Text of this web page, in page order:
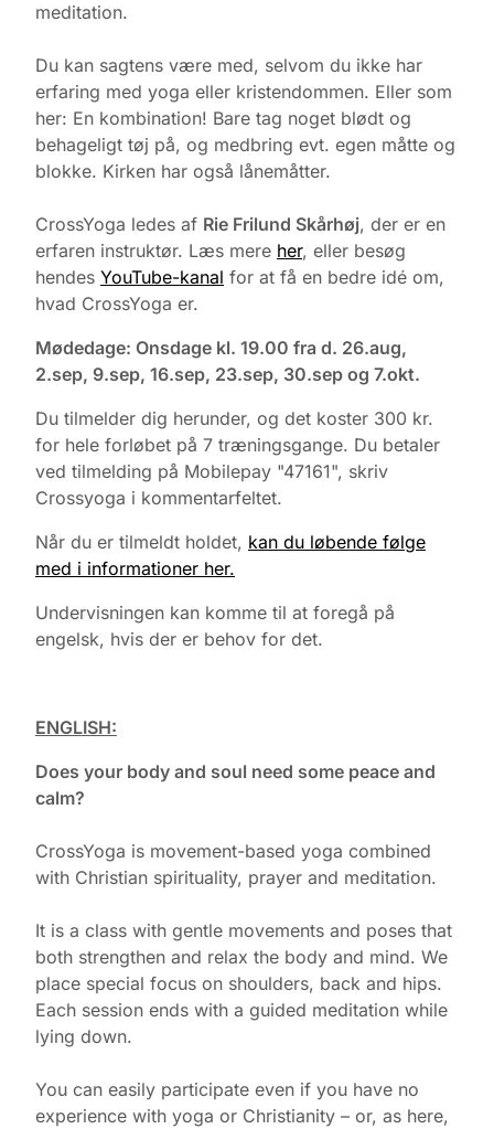
meditation.
Du kan sagtens være med, selvom du ikke har
erfaring med yoga eller kristendommen. Eller som
her: En kombination! Bare tag noget blødt og
behageligt tøj på, og medbring evt. egen måtte og
blokke. Kirken har også lånemåtter.
CrossYoga ledes af Rie Frilund Skårhøj, der er en
erfaren instruktør. Læs mere her, eller besøg
hendes YouTube-kanal for at få en bedre idé om,
hvad CrossYoga er.
Mødedage: Onsdage kl. 19.00 fra d. 26.aug,
2.sep, 9.sep, 16.sep, 23.sep, 30.sep og 7.okt.
Du tilmelder dig herunder, og det koster 300 kr.
for hele forløbet på 7 træningsgange. Du betaler
ved tilmelding på Mobilepay "47161", skriv
Crossyoga i kommentarfeltet.
Når du er tilmeldt holdet, kan du løbende følge
med i informationer her.
Undervisningen kan komme til at foregå på
engelsk, hvis der er behov for det.
ENGLISH:
Does your body and soul need some peace and
calm?
CrossYoga is movement-based yoga combined
with Christian spirituality, prayer and meditation.
It is a class with gentle movements and poses that
both strengthen and relax the body and mind. We
place special focus on shoulders, back and hips.
Each session ends with a guided meditation while
lying down.
You can easily participate even if you have no
experience with yoga or Christianity – or, as here,